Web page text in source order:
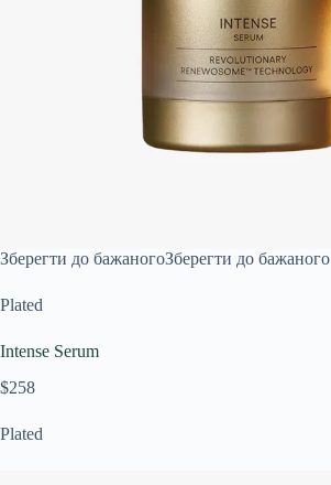
Зберегти до бажаногоЗберегти до бажаного
Plated
Intense Serum
$258
Plated